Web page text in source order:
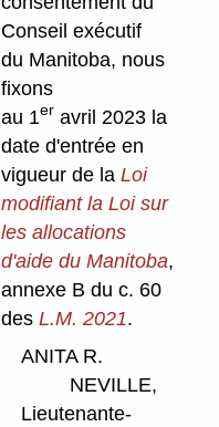
Conseil exécutif
du Manitoba, nous
fixons
au 1er avril 2023 la
date d'entrée en
vigueur de laLoi
modifiant la Loi sur
les allocations
d'aide du Manitoba,
annexe B du c. 60
desL.M. 2021.
ANITA R.
NEVILLE,
Lieutenante-